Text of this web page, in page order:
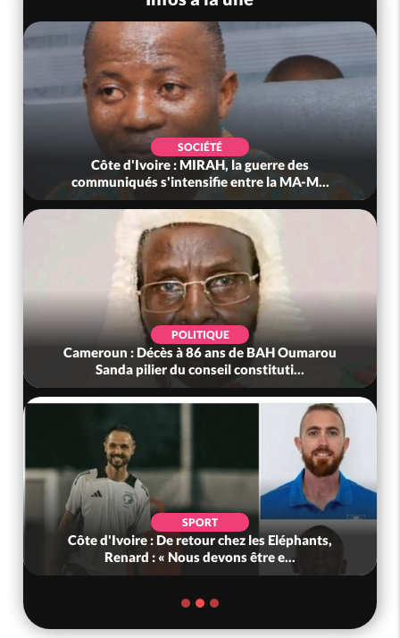
SOCIÉTÉ
Côte d'Ivoire : MIRAH, la guerre des
communiqués s'intensifie entre la MA-M...
POLITIQUE
Cameroun : Décès à 86 ans de BAH Oumarou
Sanda pilier du conseil constituti...
SPORT
Côte d'Ivoire : De retour chez les Eléphants,
Renard : « Nous devons être e...